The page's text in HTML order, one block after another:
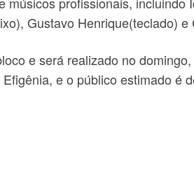
Gustavo Henrique(teclado) e
e será realizado no
e o público estimado é